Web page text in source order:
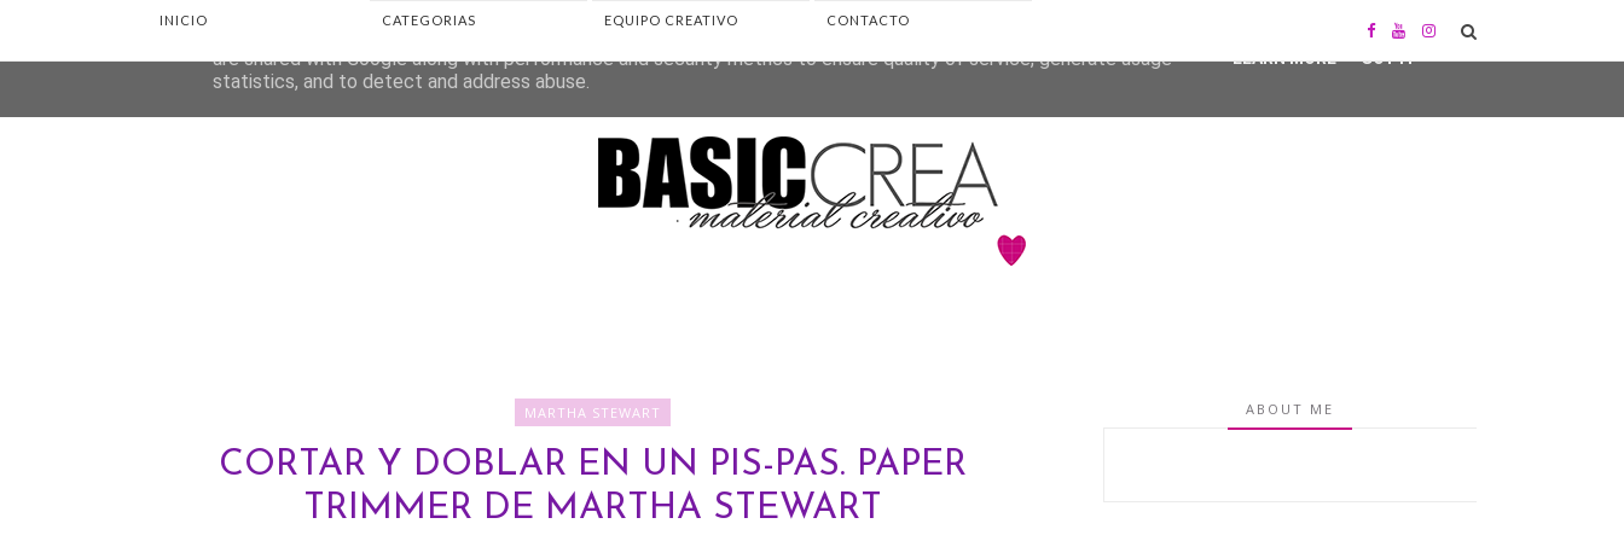
INICIO CATEGORIAS EQUIPO CREATIVO CONTACTO
MARTHA STEWART
CORTAR Y DOBLAR EN UN PIS-PAS. PAPER
TRIMMER DE MARTHA STEWART
ABOUT ME
This site uses cookies from Google to deliver its services and to analyze traffic. Your IP address and user-agent
are shared with Google along with performance and security metrics to ensure quality of service, generate usage
statistics, and to detect and address abuse.
LEARN MORE GOT IT